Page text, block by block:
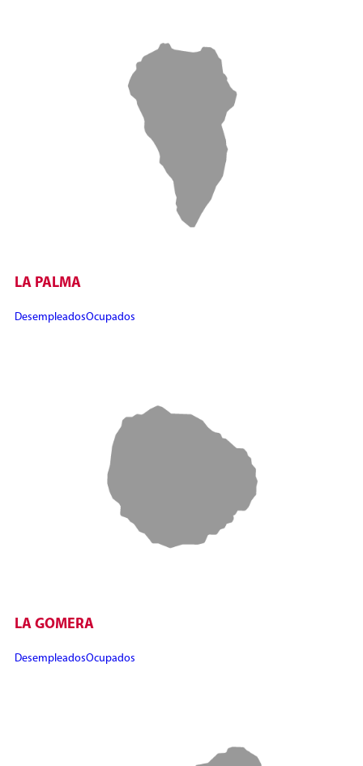
LA PALMA
DesempleadosOcupados
LA GOMERA
DesempleadosOcupados